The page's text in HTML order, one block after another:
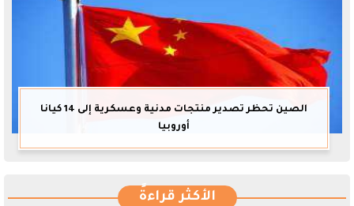
الصين تحظر تصدير منتجات مدنية وعسكرية إلى 14 كيانا
أوروبيا
الأكثر قراءةً